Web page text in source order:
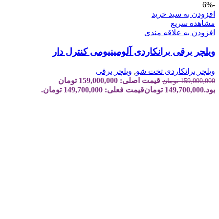
-6%
افزودن به سبد خرید
مشاهده سریع
افزودن به علاقه مندی
ویلچر برقی برانکاردی آلومینیومی کنترل دار
ویلچر برانکاردی تخت شو, ویلچر برقی
159,000,000 تومان
قیمت اصلی: 159,000,000 تومان
بود.149,700,000 تومانقیمت فعلی: 149,700,000 تومان.